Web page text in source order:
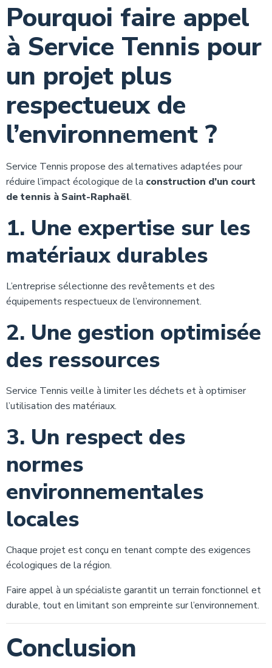
Pourquoi faire appel
à Service Tennis pour
un projet plus
respectueux de
l’environnement ?
Service Tennis propose des alternatives adaptées pour
réduire l’impact écologique de la construction d’un court
de tennis à Saint-Raphaël.
1. Une expertise sur les
matériaux durables
L’entreprise sélectionne des revêtements et des
équipements respectueux de l’environnement.
2. Une gestion optimisée
des ressources
Service Tennis veille à limiter les déchets et à optimiser
l’utilisation des matériaux.
3. Un respect des
normes
environnementales
locales
Chaque projet est conçu en tenant compte des exigences
écologiques de la région.
Faire appel à un spécialiste garantit un terrain fonctionnel et
durable, tout en limitant son empreinte sur l’environnement.
Conclusion